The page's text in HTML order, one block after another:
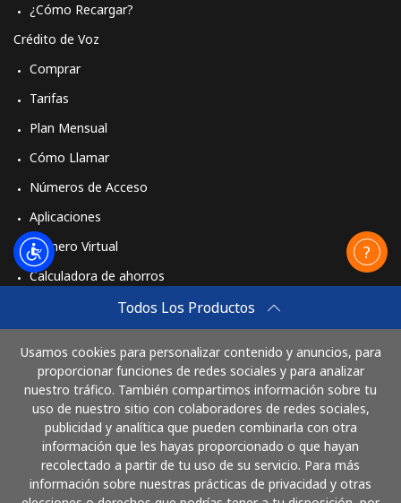
Todos Los Productos
Usamos cookies para personalizar contenido y anuncios, para
proporcionar funciones de redes sociales y para analizar
nuestro tráfico. También compartimos información sobre tu
uso de nuestro sitio con colaboradores de redes sociales,
publicidad y analítica que pueden combinarla con otra
información que les hayas proporcionado o que hayan
recolectado a partir de tu uso de su servicio. Para más
información sobre nuestras prácticas de privacidad y otras
¿Cómo Recargar?
Crédito de Voz
Comprar
Tarifas
Plan Mensual
Cómo Llamar
Números de Acceso
Aplicaciones
Número Virtual
Calculadora de ahorros
Cómo funciona
Paga con